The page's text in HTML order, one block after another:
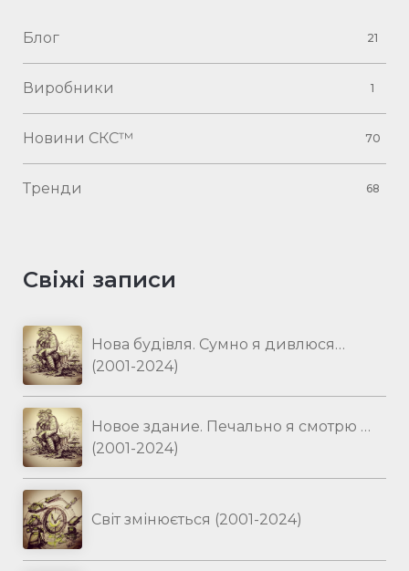
Блог 21
Виробники 1
Новини СКС™ 70
Тренди 68
Свіжі записи
Нова будівля. Сумно я дивлюся…
(2001-2024)
Новое здание. Печально я смотрю …
(2001-2024)
Світ змінюється (2001-2024)